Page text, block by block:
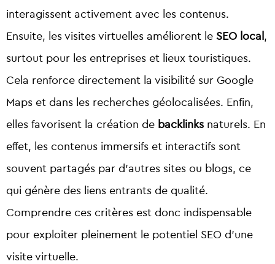
interagissent activement avec les contenus.
Ensuite, les visites virtuelles améliorent le SEO local ,
surtout pour les entreprises et lieux touristiques.
Cela renforce directement la visibilité sur Google
Maps et dans les recherches géolocalisées. Enfin,
elles favorisent la création de backlinks naturels. En
effet, les contenus immersifs et interactifs sont
souvent partagés par d’autres sites ou blogs, ce
qui génère des liens entrants de qualité.
Comprendre ces critères est donc indispensable
pour exploiter pleinement le potentiel SEO d’une
visite virtuelle.